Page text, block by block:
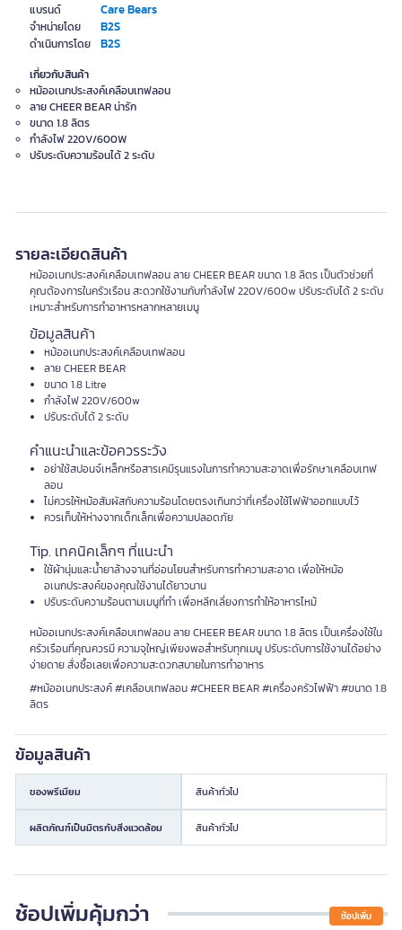
แบรนด์ Care Bears
จำหน่ายโดย B2S
ดำเนินการโดย B2S
เกี่ยวกับสินค้า
หม้ออเนกประสงค์เคลือบเทฟลอน
ลาย CHEER BEAR น่ารัก
ขนาด 1.8 ลิตร
กำลังไฟ 220V/600W
ปรับระดับความร้อนได้ 2 ระดับ
รายละเอียดสินค้า
หม้ออเนกประสงค์เคลือบเทฟลอน ลาย CHEER BEAR ขนาด 1.8 ลิตร เป็นตัวช่วยที่
คุณต้องการในครัวเรือน สะดวกใช้งานกับกำลังไฟ 220V/600w ปรับระดับได้ 2 ระดับ
เหมาะสำหรับการทำอาหารหลากหลายเมนู
ข้อมูลสินค้า
หม้ออเนกประสงค์เคลือบเทฟลอน
ลาย CHEER BEAR
ขนาด 1.8 Litre
กำลังไฟ 220V/600w
ปรับระดับได้ 2 ระดับ
คำแนะนำและข้อควรระวัง
อย่าใช้สปอนจ์เหล็กหรือสารเคมีรุนแรงในการทำความสะอาดเพื่อรักษาเคลือบเทฟ
ลอน
ไม่ควรให้หม้อสัมผัสกับความร้อนโดยตรงเกินกว่าที่เครื่องใช้ไฟฟ้าออกแบบไว้
ควรเก็บให้ห่างจากเด็กเล็กเพื่อความปลอดภัย
Tip. เทคนิคเล็กๆ ที่แนะนำ
ใช้ผ้านุ่มและน้ำยาล้างจานที่อ่อนโยนสำหรับการทำความสะอาด เพื่อให้หม้อ
อเนกประสงค์ของคุณใช้งานได้ยาวนาน
ปรับระดับความร้อนตามเมนูที่ทำ เพื่อหลีกเลี่ยงการทำให้อาหารไหม้
หม้ออเนกประสงค์เคลือบเทฟลอน ลาย CHEER BEAR ขนาด 1.8 ลิตร เป็นเครื่องใช้ใน
ครัวเรือนที่คุณควรมี ความจุใหญ่เพียงพอสำหรับทุกเมนู ปรับระดับการใช้งานได้อย่าง
ง่ายดาย สั่งซื้อเลยเพื่อความสะดวกสบายในการทำอาหาร
#หม้ออเนกประสงค์ #เคลือบเทฟลอน #CHEER BEAR #เครื่องครัวไฟฟ้า #ขนาด 1.8
ลิตร
ข้อมูลสินค้า
ของพรีเมียม สินค้าทั่วไป
ผลิตภัณฑ์เป็นมิตรกับสิ่งแวดล้อม สินค้าทั่วไป
ช้อปเพิ่มคุ้มกว่า ช้อปเพิ่ม